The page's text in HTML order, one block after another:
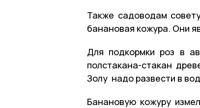
Также садоводам
банановая кожура. Они
Для подкормки роз в
полстакана-стакан
Золу надо развести в
Банановую кожуру